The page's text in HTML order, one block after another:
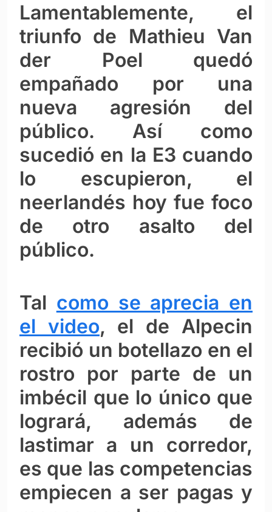
Lamentablemente, el
triunfo de Mathieu Van
der Poel quedó
empañado por una
nueva agresión del
público. Así como
sucedió en la E3 cuando
lo escupieron, el
neerlandés hoy fue foco
de otro asalto del
público.
Tal como se aprecia en
el video, el de Alpecin
recibió un botellazo en el
rostro por parte de un
imbécil que lo único que
logrará, además de
lastimar a un corredor,
es que las competencias
empiecen a ser pagas y